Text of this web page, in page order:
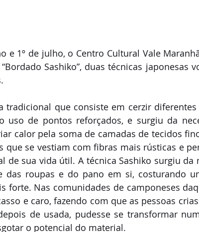
e 1º de julho, o Centro Cultural Vale
Sashiko”, duas técnicas japonesas
tradicional que consiste em cerzir
uso de pontos reforçados, e surgiu da
calor pela soma de camadas de tecidos
que se vestiam com fibras mais rústicas e
de sua vida útil. A técnica Sashiko surgiu da
das roupas e do pano em si, costurando
forte. Nas comunidades de camponeses
e caro, fazendo com que as pessoas
de usada, pudesse se transformar
o potencial do material.